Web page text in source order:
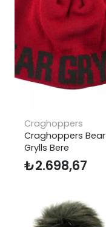
Craghoppers
Craghoppers Bear
Grylls Bere
₺2.698,67